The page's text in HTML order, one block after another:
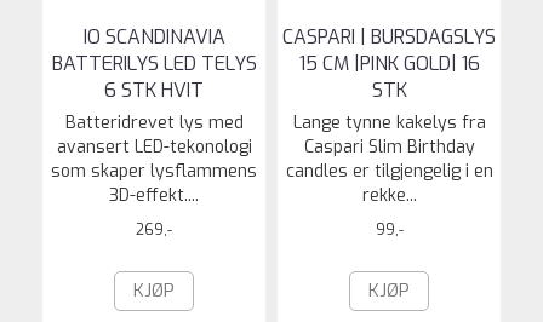
IO SCANDINAVIA
BATTERILYS LED TELYS
6 STK HVIT
Batteridrevet lys med
avansert LED-tekonologi
som skaper lysflammens
3D-effekt....
269,-
KJØP
CASPARI | BURSDAGSLYS
15 CM |PINK GOLD| 16
STK
Lange tynne kakelys fra
Caspari Slim Birthday
candles er tilgjengelig i en
rekke...
99,-
KJØP